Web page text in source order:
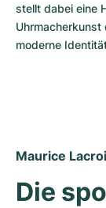
stellt dabei eine
Uhrmacherkunst
moderne
Maurice
Die